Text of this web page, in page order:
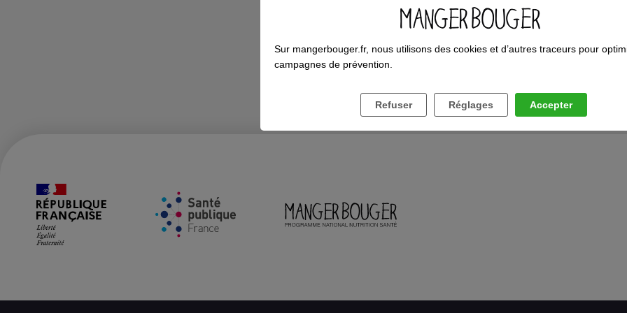
RÉINITIALISER MON MOT DE PASSE
Sur mangerbouger.fr, nous utilisons des cookies et d’autres traceurs pour
campagnes de prévention.
Refuser Réglages Accepter